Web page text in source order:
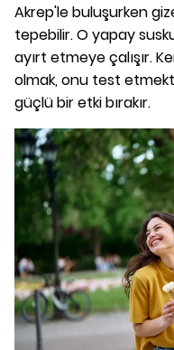
Akrep'le buluşurken
tepebilir. O yapay
ayırt etmeye çalışır.
olmak, onu test
güçlü bir etki bırakır.